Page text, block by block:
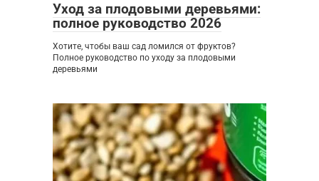
Уход за плодовыми деревьями:
полное руководство 2026
Хотите, чтобы ваш сад ломился от фруктов?
Полное руководство по уходу за плодовыми
деревьями